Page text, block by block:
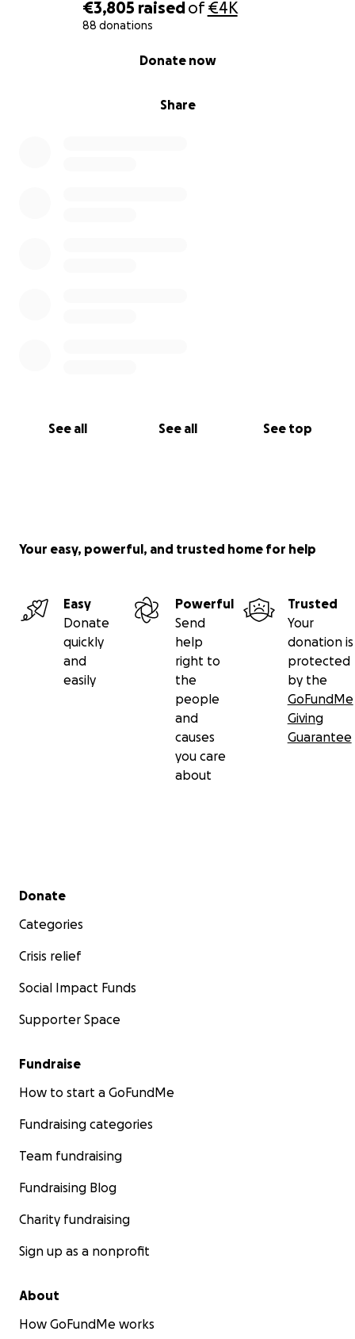
€3,805 raisedof€4K
88 donations
Share
Donate now
See all See all See top
Your easy, powerful, and trusted home for help
Easy
Donate
quickly
and
easily
Powerful
Send
help
right to
the
people
and
causes
you care
about
Trusted
Your
donation is
protected
by the
GoFundMe
Giving
Guarantee
Secondary menu
Donate
Categories
Crisis relief
Social Impact Funds
Supporter Space
Fundraise
How to start a GoFundMe
Fundraising categories
Team fundraising
Fundraising Blog
Charity fundraising
Sign up as a nonprofit
About
How GoFundMe works